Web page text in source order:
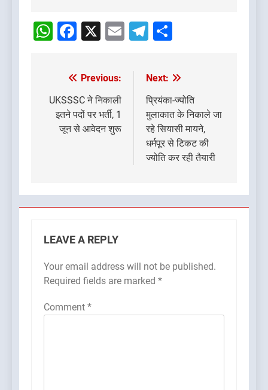
navigation
WhatsApp
Facebook
X EmailTelegram
Post
navigation
Previous:
UKSSSC ने निकाली
इतने पदों पर भर्ती, 1
जून से आवेदन शुरू
Next:
प्रियंका-ज्योति
मुलाकात के निकाले जा
रहे सियासी मायने,
धर्मपूर से टिकट की
ज्योति कर रही तैयारी
LEAVE A REPLY
Your email address will not be published.
Required fields are marked *
Comment *